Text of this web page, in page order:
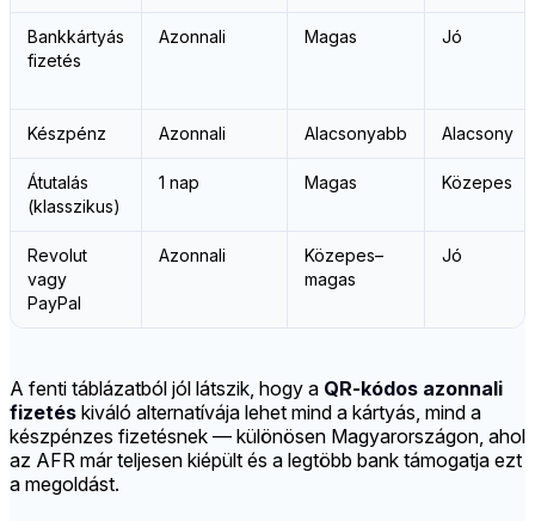
Bankkártyás
fizetés
Azonnali Magas Jó
Készpénz Azonnali Alacsonyabb Alacsony
Átutalás
(klasszikus)
1 nap Magas Közepes
Revolut
vagy
PayPal
Azonnali
Közepes–
magas
Jó
A fenti táblázatból jól látszik, hogy a QR-kódos azonnali
fizetés kiváló alternatívája lehet mind a kártyás, mind a
készpénzes fizetésnek — különösen Magyarországon, ahol
az AFR már teljesen kiépült és a legtöbb bank támogatja ezt
a megoldást.